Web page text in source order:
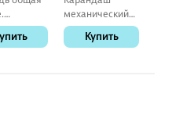
120
в клетку,
механический
«H-185-SL(B)»,
Pilot, 0,5 мм
Купить